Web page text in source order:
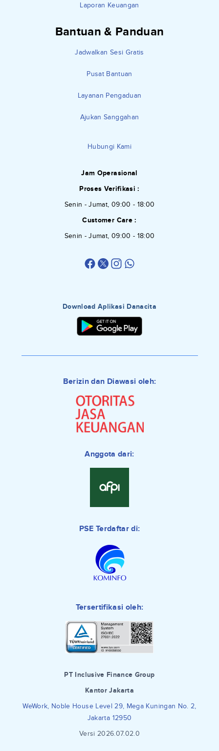
Laporan Keuangan
Bantuan & Panduan
Jadwalkan Sesi Gratis
Pusat Bantuan
Layanan Pengaduan
Ajukan Sanggahan
Hubungi Kami
Jam Operasional
Proses Verifikasi :
Senin - Jumat, 09:00 - 18:00
Customer Care :
Senin - Jumat, 09:00 - 18:00
Download Aplikasi Danacita
Berizin dan Diawasi oleh:
Anggota dari:
PSE Terdaftar di:
Tersertifikasi oleh:
PT Inclusive Finance Group
Kantor Jakarta
WeWork, Noble House Level 29, Mega Kuningan No. 2,
Jakarta 12950
Versi 2026.07.02.0